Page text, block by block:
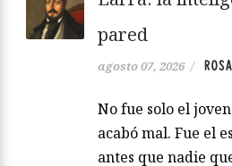
Leer más
Larra: la
pared